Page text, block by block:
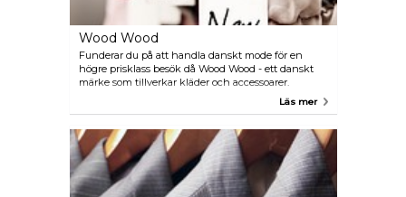
Wood Wood
Funderar du på att handla danskt mode för en
högre prisklass besök då Wood Wood - ett danskt
märke som tillverkar kläder och accessoarer.
Butiken har också några varumärken från USA och
Läs mer